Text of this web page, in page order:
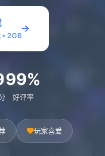
• 2GB
99%
好评率
玩家喜爱